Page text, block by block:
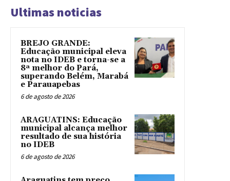
Ultimas noticias
BREJO GRANDE:
Educação municipal eleva
nota no IDEB e torna-se a
8ª melhor do Pará,
superando Belém, Marabá
e Parauapebas
6 de agosto de 2026
ARAGUATINS: Educação
municipal alcança melhor
resultado de sua história
no IDEB
6 de agosto de 2026